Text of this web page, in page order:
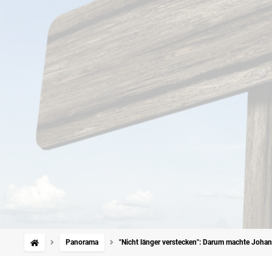
Panorama "Nicht länger verstecken": Darum machte